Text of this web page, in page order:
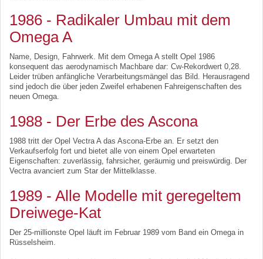
1986 - Radikaler Umbau mit dem
Omega A
Name, Design, Fahrwerk. Mit dem Omega A stellt Opel 1986
konsequent das aerodynamisch Machbare dar: Cw-Rekordwert 0,28.
Leider trüben anfängliche Verarbeitungsmängel das Bild. Herausragend
sind jedoch die über jeden Zweifel erhabenen Fahreigenschaften des
neuen Omega.
1988 - Der Erbe des Ascona
1988 tritt der Opel Vectra A das Ascona-Erbe an. Er setzt den
Verkaufserfolg fort und bietet alle von einem Opel erwarteten
Eigenschaften: zuverlässig, fahrsicher, geräumig und preiswürdig. Der
Vectra avanciert zum Star der Mittelklasse.
1989 - Alle Modelle mit geregeltem
Dreiwege-Kat
Der 25-millionste Opel läuft im Februar 1989 vom Band ein Omega in
Rüsselsheim.